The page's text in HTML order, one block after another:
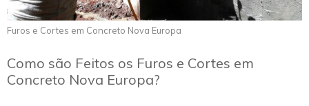
Furos e Cortes em Concreto Nova Europa
Como são Feitos os Furos e Cortes em
Concreto Nova Europa?